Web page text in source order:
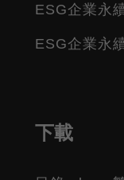
ESG企業永
ESG企業永
下載